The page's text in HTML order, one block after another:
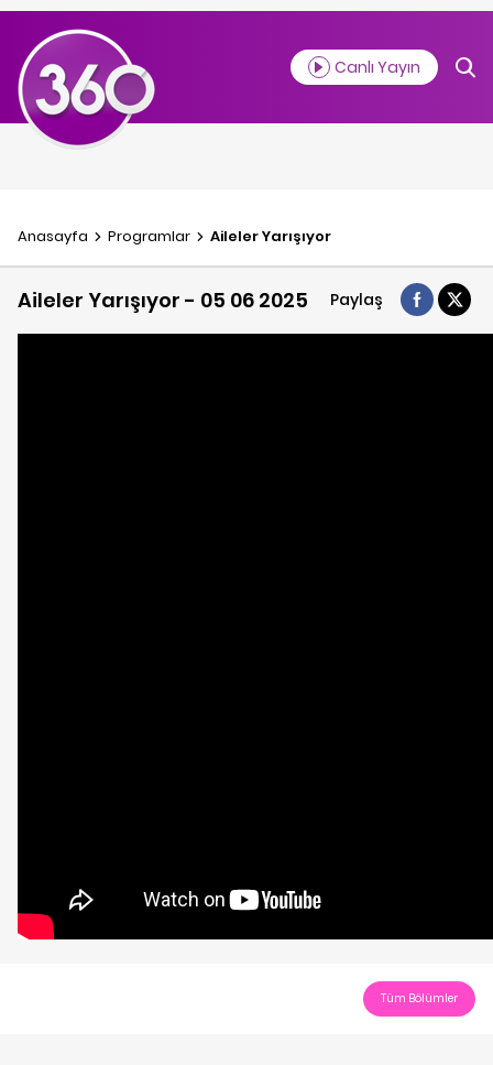
Canlı Yayın
Anasayfa Programlar Aileler Yarışıyor
Aileler Yarışıyor - 05 06 2025 Paylaş
Tüm Bölümler